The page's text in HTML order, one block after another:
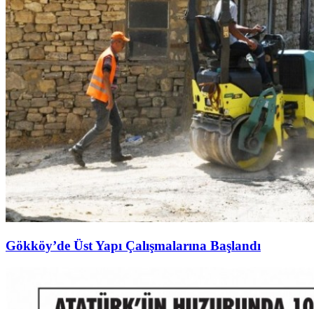
Gökköy’de Üst Yapı Çalışmalarına Başlandı